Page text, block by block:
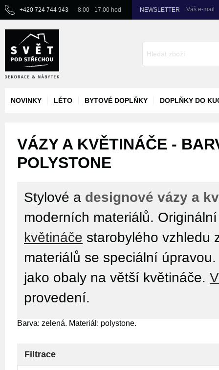
+420 724 744 943 8.00 - 17.00 hod NEWSLETTER Váš e-mail
NOVINKY LÉTO BYTOVÉ DOPLŇKY DOPLŇKY DO
VÁZY A KVĚTINÁČE -
POLYSTONE
Stylové a designové vázy a
moderních materiálů.
květináče starobylého vzhledu
materiálů se speciální
jako obaly na větší květináče.
provedení.
Barva: zelená. Materiál: polystone.
Filtrace